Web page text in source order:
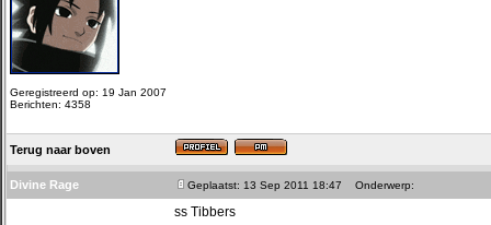
Geregistreerd op: 19 Jan 2007
Berichten: 4358
Terug naar boven
Divine Rage Geplaatst: 13 Sep 2011 18:47 Onderwerp:
ss Tibbers